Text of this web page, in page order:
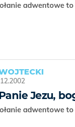
adwentowe
Jezu,
adwentowe